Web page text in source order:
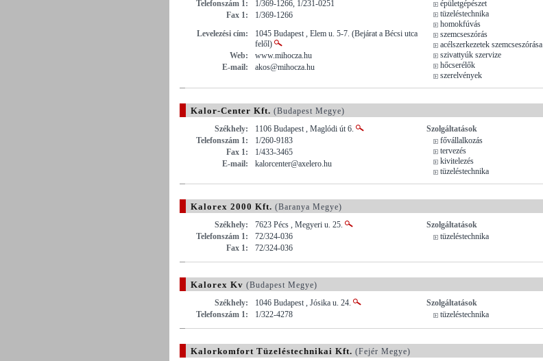
Telefonszám 1:
1/369-1266, 1/231-0251
Fax 1:
1/369-1266
Levelezési cím:
1045 Budapest , Elem u. 5-7. (Bejárat a Bécsi utca
felől)
Web:
www.mihocza.hu
E-mail:
akos@mihocza.hu
épületgépészet
tüzeléstechnika
homokfúvás
szemcseszórás
acélszerkezetek szemcseszórása
szivattyúk szervize
hőcserélők
szerelvények
Kalor-Center Kft. (Budapest Megye)
Székhely:
1106 Budapest , Maglódi út 6.
Telefonszám 1:
1/260-9183
Fax 1:
1/433-3465
E-mail:
kalorcenter@axelero.hu
Szolgáltatások
fővállalkozás
tervezés
kivitelezés
tüzeléstechnika
Kalorex 2000 Kft. (Baranya Megye)
Székhely:
7623 Pécs , Megyeri u. 25.
Telefonszám 1:
72/324-036
Fax 1:
72/324-036
Szolgáltatások
tüzeléstechnika
Kalorex Kv (Budapest Megye)
Székhely:
1046 Budapest , Jósika u. 24.
Telefonszám 1:
1/322-4278
Szolgáltatások
tüzeléstechnika
Kalorkomfort Tüzeléstechnikai Kft. (Fejér Megye)